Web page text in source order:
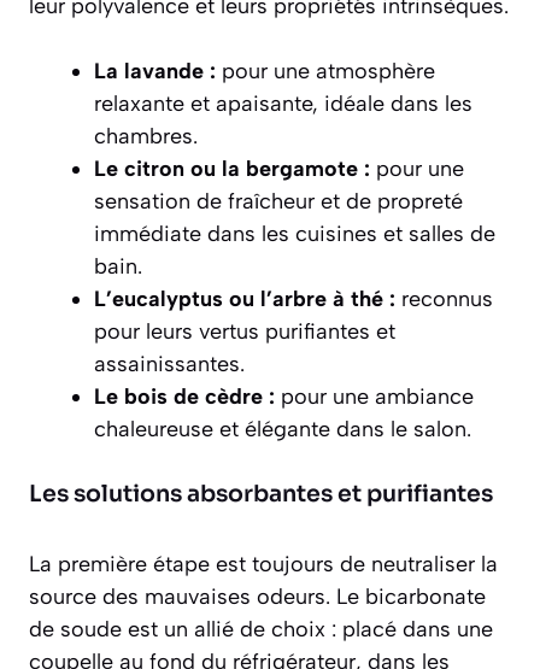
leur polyvalence et leurs propriétés intrinsèques.
La lavande : pour une atmosphère
relaxante et apaisante, idéale dans les
chambres.
Le citron ou la bergamote : pour une
sensation de fraîcheur et de propreté
immédiate dans les cuisines et salles de
bain.
L’eucalyptus ou l’arbre à thé : reconnus
pour leurs vertus purifiantes et
assainissantes.
Le bois de cèdre : pour une ambiance
chaleureuse et élégante dans le salon.
Les solutions absorbantes et purifiantes
La première étape est toujours de neutraliser la
source des mauvaises odeurs. Le bicarbonate
de soude est un allié de choix : placé dans une
coupelle au fond du réfrigérateur, dans les